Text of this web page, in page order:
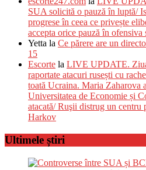
SUA solicită o pauză în luptă/
progrese în ceea ce privește
accepta orice pauză în ofensiva
Yetta la Ce părere are un
15
Escorte la LIVE UPDATE.
raportate atacuri rusești cu
toată Ucraina. Maria Zaharova
Universitatea de Economie și
atacată/ Ruşii distrug un centru
Harkov
Ultimele știri